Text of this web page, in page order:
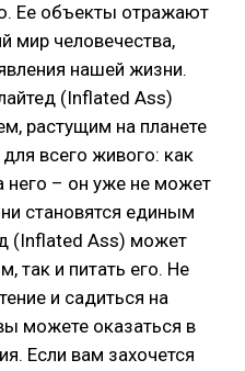
Ее объекты отражают
мир человечества,
нашей жизни.
(Inflated Ass)
растущим на планете
всего живого: как
него – он уже не может
становятся единым
(Inflated Ass) может
так и питать его. Не
и садиться на
можете оказаться в
Если вам захочется